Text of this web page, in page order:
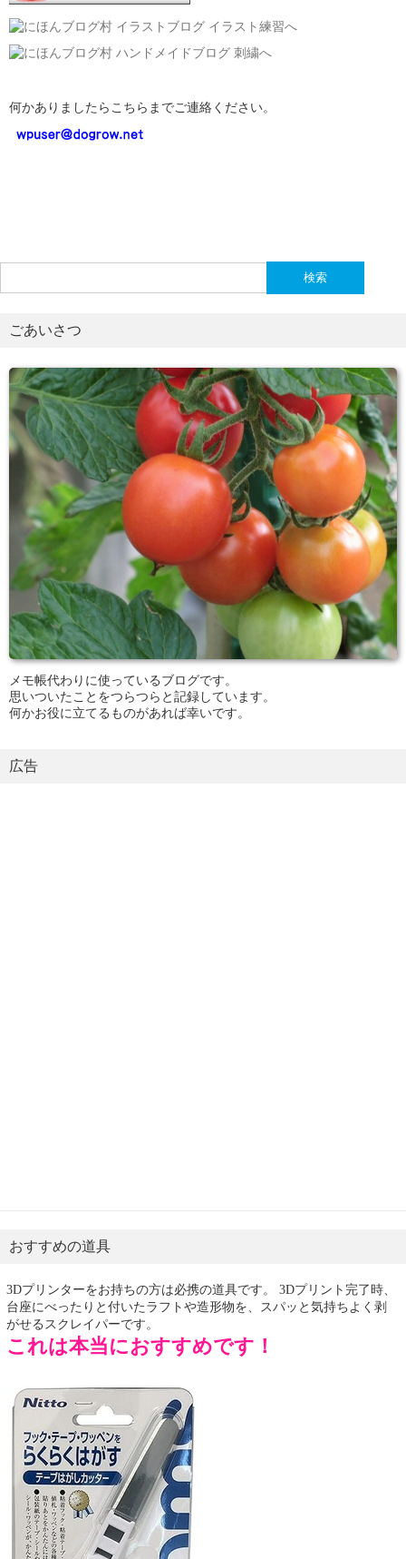
何かありましたらこちらまでご連絡ください。
索:
ごあいさつ
メモ帳代わりに使っているブログです。
思いついたことをつらつらと記録しています。
何かお役に立てるものがあれば幸いです。
広告
おすすめの道具
3Dプリンターをお持ちの方は必携の道具です。 3Dプリント完了時、
台座にべったりと付いたラフトや造形物を、スパッと気持ちよく剥
がせるスクレイパーです。
これは本当におすすめです！